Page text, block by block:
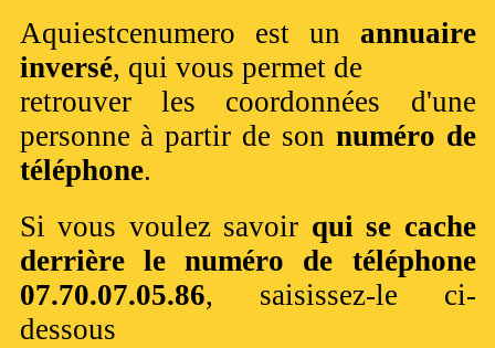
Aquiestcenumero est un annuaire
inversé, qui vous permet de
retrouver les coordonnées d'une
personne à partir de son numéro de
téléphone.
Si vous voulez savoir qui se cache
derrière le numéro de téléphone
07.70.07.05.86, saisissez-le ci-
dessous